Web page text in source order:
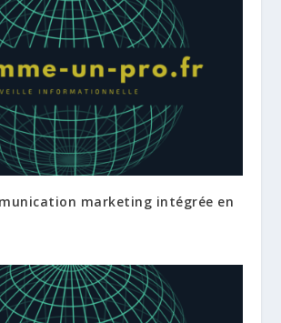
marketing intégrée en